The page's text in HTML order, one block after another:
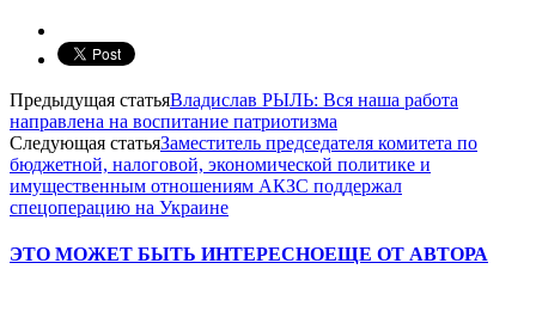
Предыдущая статьяВладислав РЫЛЬ: Вся наша работа
направлена на воспитание патриотизма
Следующая статьяЗаместитель председателя комитета по
бюджетной, налоговой, экономической политике и
имущественным отношениям АКЗС поддержал
спецоперацию на Украине
ЭТО МОЖЕТ БЫТЬ ИНТЕРЕСНОЕЩЕ ОТ АВТОРА